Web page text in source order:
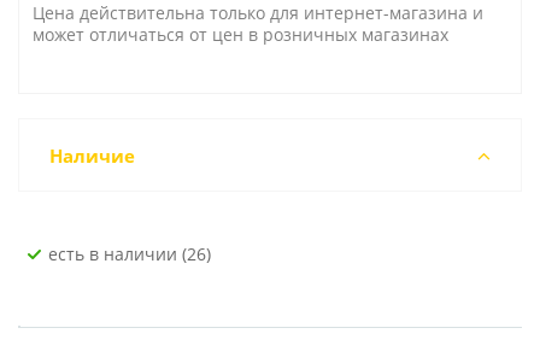
Цена действительна только для интернет-магазина и
может отличаться от цен в розничных магазинах
Наличие
Есть в наличии (26)